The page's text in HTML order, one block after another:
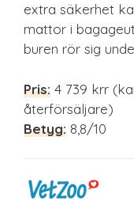
extra säkerhet
mattor i
buren rör sig
Pris: 4 739 krr
återförsäljare)
Betyg: 8,8/10